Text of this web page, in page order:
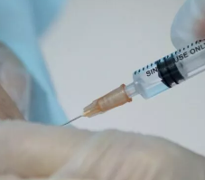
BMW BIZNIS LIGA
BIZLIFE WEEK
IZJAVA GODINE
IZJAVA GODINE